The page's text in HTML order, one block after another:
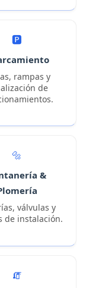
🅿️
rampas y
de
🔩
&
válvulas y
de instalación.
🧯